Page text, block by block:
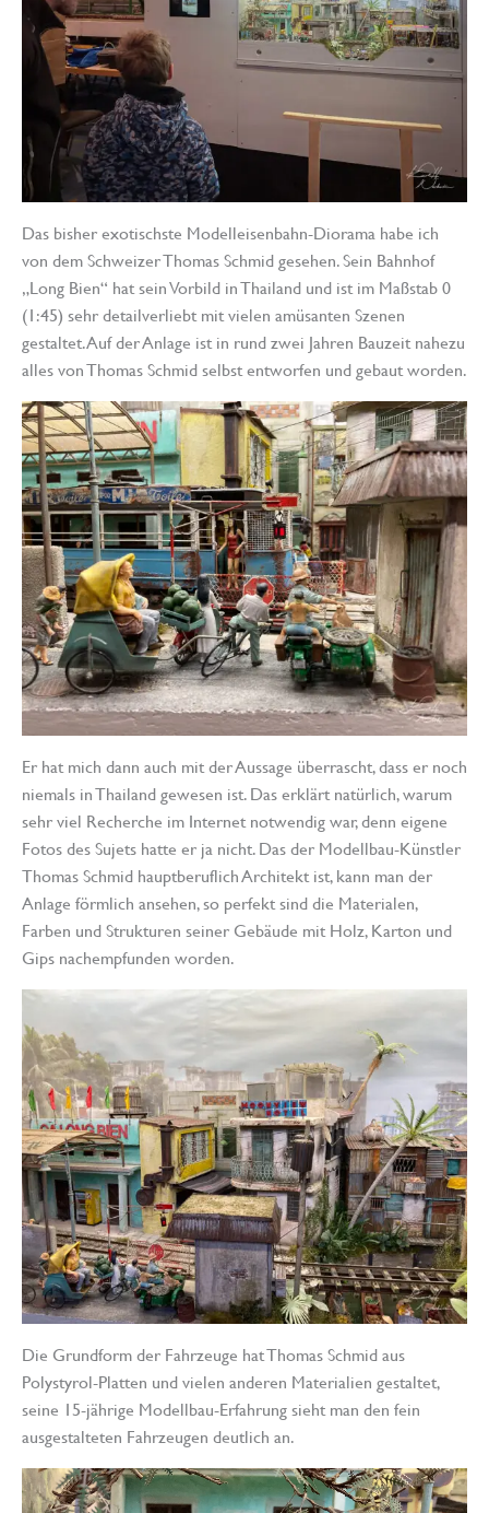
Das bisher exotischste Modelleisenbahn-Diorama habe ich
von dem Schweizer Thomas Schmid gesehen. Sein Bahnhof
„Long Bien“ hat sein Vorbild in Thailand und ist im Maßstab 0
(1:45) sehr detailverliebt mit vielen amüsanten Szenen
gestaltet. Auf der Anlage ist in rund zwei Jahren Bauzeit nahezu
alles von Thomas Schmid selbst entworfen und gebaut worden.
Er hat mich dann auch mit der Aussage überrascht, dass er noch
niemals in Thailand gewesen ist. Das erklärt natürlich, warum
sehr viel Recherche im Internet notwendig war, denn eigene
Fotos des Sujets hatte er ja nicht. Das der Modellbau-Künstler
Thomas Schmid hauptberuflich Architekt ist, kann man der
Anlage förmlich ansehen, so perfekt sind die Materialen,
Farben und Strukturen seiner Gebäude mit Holz, Karton und
Gips nachempfunden worden.
Die Grundform der Fahrzeuge hat Thomas Schmid aus
Polystyrol-Platten und vielen anderen Materialien gestaltet,
seine 15-jährige Modellbau-Erfahrung sieht man den fein
ausgestalteten Fahrzeugen deutlich an.